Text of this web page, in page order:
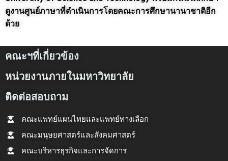
ดูงานศูนย์ภาษาที่ดำเนินการโดยคณะการศึกษานานาชาติอีก
ด้วย
คณะฯที่เกี่ยวข้อง
หน่วยงานภายในมหาวิทยาลัย
ติดต่อสอบถาม
คณะแพทย์แผนไทยและแพทย์ทางเลือก
คณะมนุษยศาสตร์และสังคมศาสตร์
คณะบริหารธุรกิจและการจัดการ